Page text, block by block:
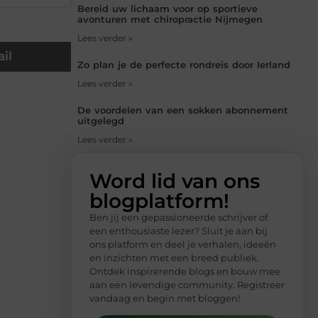
Bereid uw lichaam voor op sportieve
avonturen met chiropractie Nijmegen
Lees verder »
Zo plan je de perfecte rondreis door Ierland
Lees verder »
De voordelen van een sokken abonnement
uitgelegd
Lees verder »
Word lid van ons
blogplatform!
Ben jij een gepassioneerde schrijver of
een enthousiaste lezer? Sluit je aan bij
ons platform en deel je verhalen, ideeën
en inzichten met een breed publiek.
Ontdek inspirerende blogs en bouw mee
aan een levendige community. Registreer
vandaag en begin met bloggen!